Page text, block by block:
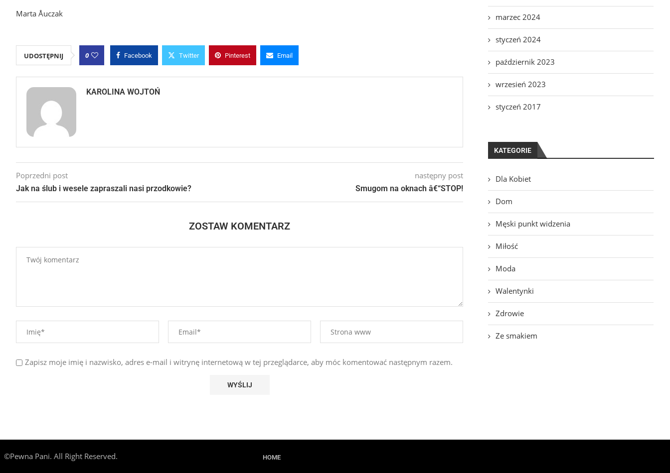
Marta Åuczak
UDOSTĘPNIJ 0 Facebook Twitter Pinterest Email
KAROLINA WOJTOŃ
Poprzedni post
Jak na ślub i wesele zapraszali nasi przodkowie?
następny post
Smugom na oknach â€“STOP!
ZOSTAW KOMENTARZ
Zapisz moje imię i nazwisko, adres e-mail i witrynę internetową w tej przeglądarce, aby móc komentować następnym razem.
marzec 2024
styczeń 2024
październik 2023
wrzesień 2023
styczeń 2017
KATEGORIE
Dla Kobiet
Dom
Męski punkt widzenia
Miłość
Moda
Walentynki
Zdrowie
Ze smakiem
©Pewna Pani. All Right Reserved. HOME